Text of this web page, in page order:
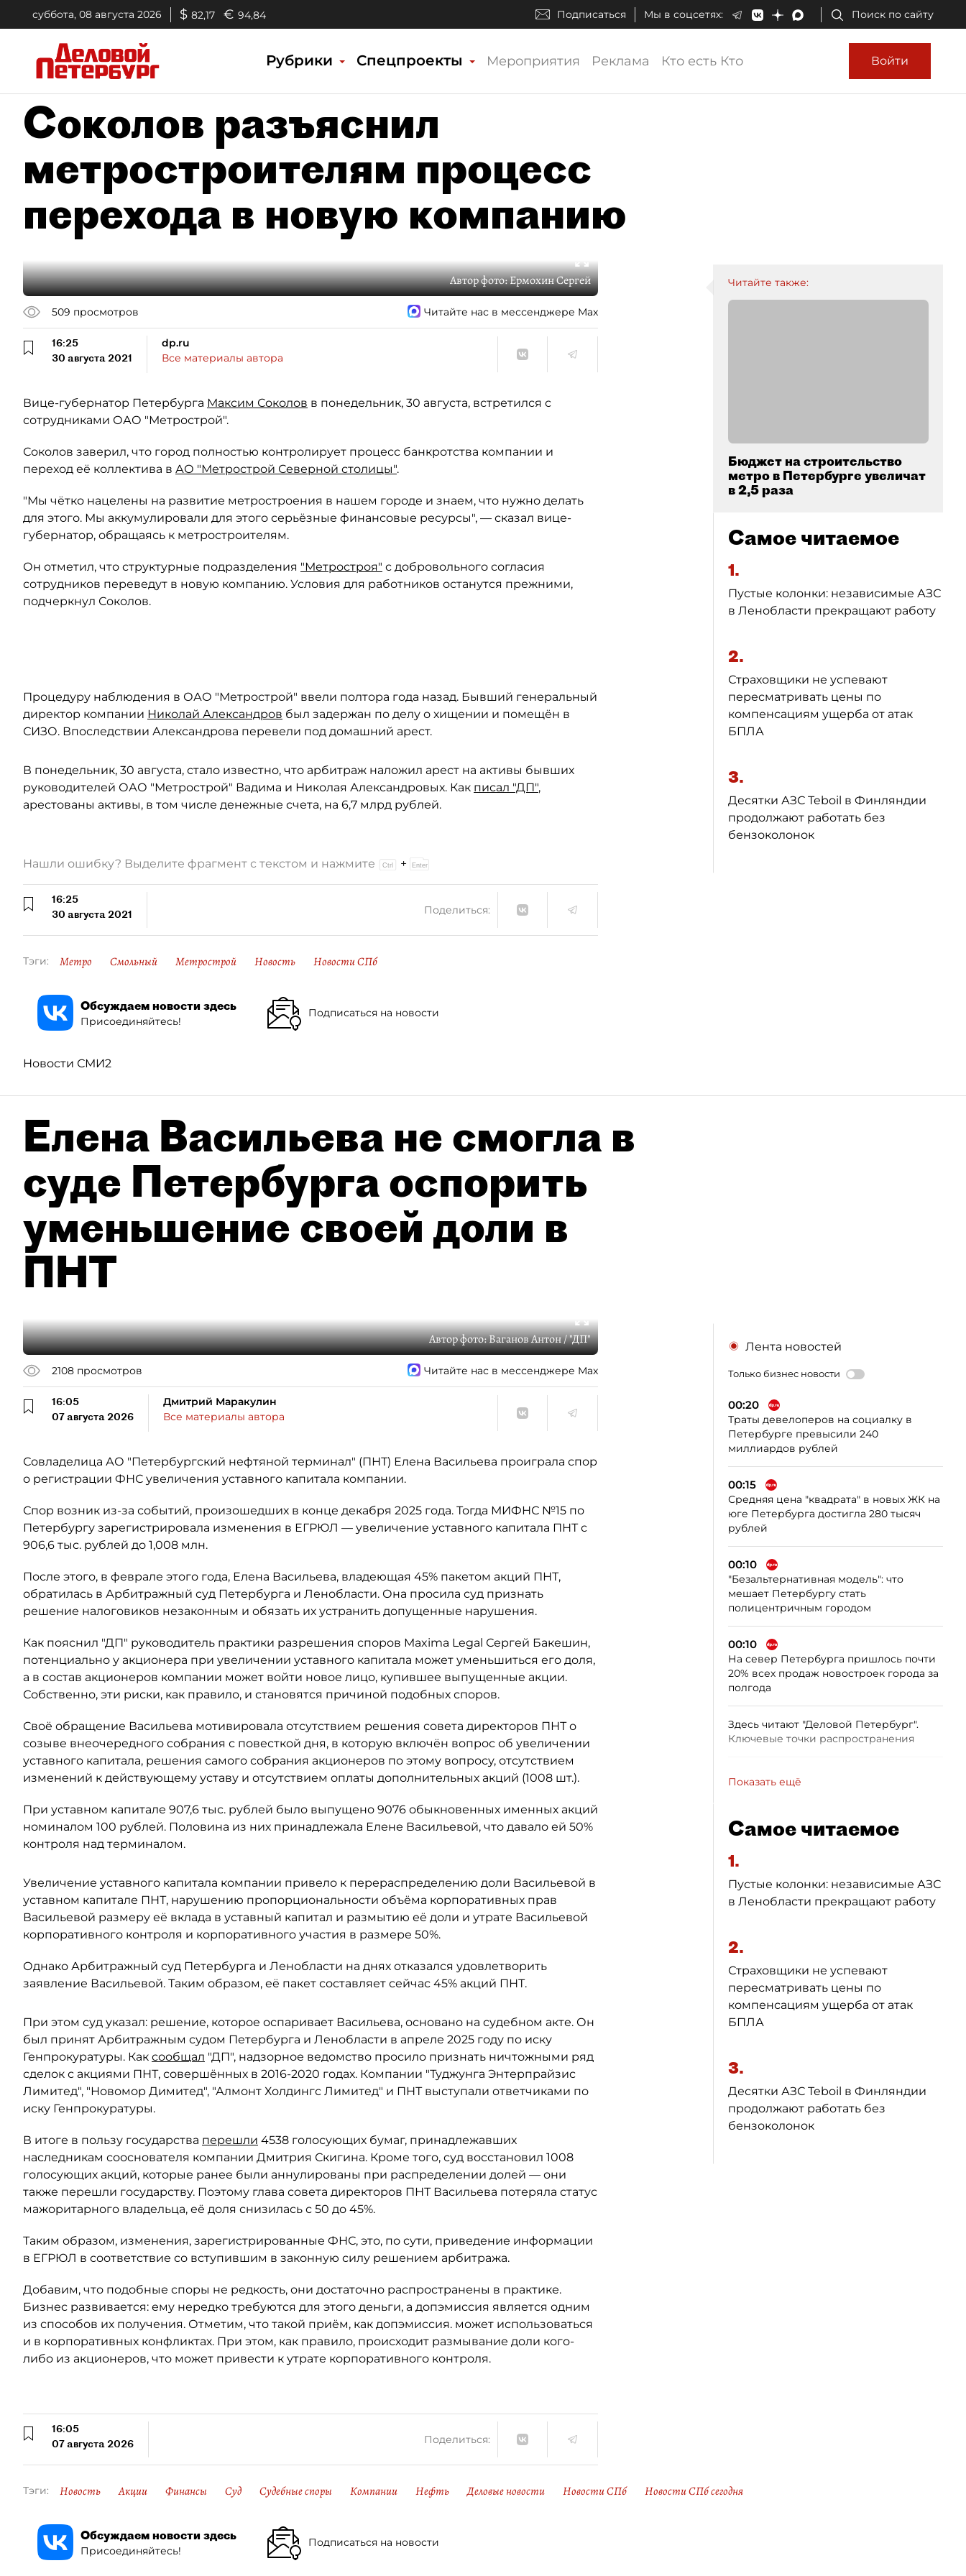
суббота, 08 августа 2026 $ 82,17 € 94,84 Подписаться Мы в соцсетях: Поиск по сайту
Рубрики Спецпроекты Мероприятия Реклама Кто есть Кто Войти
Соколов разъяснил
метростроителям процесс
перехода в новую компанию
Автор фото:Ермохин Сергей
509 просмотров Читайте нас в мессенджере Max
16:25
30 августа 2021
dp.ru
Все материалы автора
Вице-губернатор Петербурга Максим Соколов в понедельник, 30 августа, встретился с
сотрудниками ОАО "Метрострой".
Соколов заверил, что город полностью контролирует процесс банкротства компании и
переход её коллектива в АО "Метрострой Северной столицы".
"Мы чётко нацелены на развитие метростроения в нашем городе и знаем, что нужно делать
для этого. Мы аккумулировали для этого серьёзные финансовые ресурсы", — сказал вице-
губернатор, обращаясь к метростроителям.
Он отметил, что структурные подразделения "Метростроя" с добровольного согласия
сотрудников переведут в новую компанию. Условия для работников останутся прежними,
подчеркнул Соколов.
Процедуру наблюдения в ОАО "Метрострой" ввели полтора года назад. Бывший генеральный
директор компании Николай Александров был задержан по делу о хищении и помещён в
СИЗО. Впоследствии Александрова перевели под домашний арест.
В понедельник, 30 августа, стало известно, что арбитраж наложил арест на активы бывших
руководителей ОАО "Метрострой" Вадима и Николая Александровых. Как писал "ДП",
арестованы активы, в том числе денежные счета, на 6,7 млрд рублей.
Читайте также:
Бюджет на строительство
метро в Петербурге увеличат
в 2,5 раза
Самое читаемое
1.
Пустые колонки: независимые АЗС
в Ленобласти прекращают работу
2.
Страховщики не успевают
пересматривать цены по
компенсациям ущерба от атак
БПЛА
3.
Десятки АЗС Teboil в Финляндии
продолжают работать без
бензоколонок
Нашли ошибку? Выделите фрагмент с текстом и нажмите +
16:25
30 августа 2021
Поделиться:
Тэги: Метро Смольный Метрострой Новость Новости СПб
Обсуждаем новости здесь
Присоединяйтесь!
Подписаться на новости
Новости СМИ2
Елена Васильева не смогла в
суде Петербурга оспорить
уменьшение своей доли в
ПНТ
Автор фото:Ваганов Антон / "ДП"
2108 просмотров Читайте нас в мессенджере Max
16:05
07 августа 2026
Дмитрий Маракулин
Все материалы автора
Совладелица АО "Петербургский нефтяной терминал" (ПНТ) Елена Васильева проиграла спор
о регистрации ФНС увеличения уставного капитала компании.
Спор возник из-за событий, произошедших в конце декабря 2025 года. Тогда МИФНС №15 по
Петербургу зарегистрировала изменения в ЕГРЮЛ — увеличение уставного капитала ПНТ с
906,6 тыс. рублей до 1,008 млн.
После этого, в феврале этого года, Елена Васильева, владеющая 45% пакетом акций ПНТ,
обратилась в Арбитражный суд Петербурга и Ленобласти. Она просила суд признать
решение налоговиков незаконным и обязать их устранить допущенные нарушения.
Как пояснил "ДП" руководитель практики разрешения споров Maxima Legal Сергей Бакешин,
потенциально у акционера при увеличении уставного капитала может уменьшиться его доля,
а в состав акционеров компании может войти новое лицо, купившее выпущенные акции.
Собственно, эти риски, как правило, и становятся причиной подобных споров.
Своё обращение Васильева мотивировала отсутствием решения совета директоров ПНТ о
созыве внеочередного собрания с повесткой дня, в которую включён вопрос об увеличении
уставного капитала, решения самого собрания акционеров по этому вопросу, отсутствием
изменений к действующему уставу и отсутствием оплаты дополнительных акций (1008 шт.).
При уставном капитале 907,6 тыс. рублей было выпущено 9076 обыкновенных именных акций
номиналом 100 рублей. Половина из них принадлежала Елене Васильевой, что давало ей 50%
контроля над терминалом.
Увеличение уставного капитала компании привело к перераспределению доли Васильевой в
уставном капитале ПНТ, нарушению пропорциональности объёма корпоративных прав
Васильевой размеру её вклада в уставный капитал и размытию её доли и утрате Васильевой
корпоративного контроля и корпоративного участия в размере 50%.
Однако Арбитражный суд Петербурга и Ленобласти на днях отказался удовлетворить
заявление Васильевой. Таким образом, её пакет составляет сейчас 45% акций ПНТ.
При этом суд указал: решение, которое оспаривает Васильева, основано на судебном акте. Он
был принят Арбитражным судом Петербурга и Ленобласти в апреле 2025 году по иску
Генпрокуратуры. Как сообщал "ДП", надзорное ведомство просило признать ничтожными ряд
сделок с акциями ПНТ, совершённых в 2016-2020 годах. Компании "Туджунга Энтерпрайзис
Лимитед", "Новомор Димитед", "Алмонт Холдингс Лимитед" и ПНТ выступали ответчиками по
иску Генпрокуратуры.
В итоге в пользу государства перешли 4538 голосующих бумаг, принадлежавших
наследникам сооснователя компании Дмитрия Скигина. Кроме того, суд восстановил 1008
голосующих акций, которые ранее были аннулированы при распределении долей — они
также перешли государству. Поэтому глава совета директоров ПНТ Васильева потеряла статус
мажоритарного владельца, её доля снизилась с 50 до 45%.
Таким образом, изменения, зарегистрированные ФНС, это, по сути, приведение информации
в ЕГРЮЛ в соответствие со вступившим в законную силу решением арбитража.
Добавим, что подобные споры не редкость, они достаточно распространены в практике.
Бизнес развивается: ему нередко требуются для этого деньги, а допэмиссия является одним
из способов их получения. Отметим, что такой приём, как допэмиссия. может использоваться
и в корпоративных конфликтах. При этом, как правило, происходит размывание доли кого-
либо из акционеров, что может привести к утрате корпоративного контроля.
Лента новостей
Только бизнес новости
00:20
Траты девелоперов на социалку в
Петербурге превысили 240
миллиардов рублей
00:15
Средняя цена "квадрата" в новых ЖК на
юге Петербурга достигла 280 тысяч
рублей
00:10
"Безальтернативная модель": что
мешает Петербургу стать
полицентричным городом
00:10
На север Петербурга пришлось почти
20% всех продаж новостроек города за
полгода
Здесь читают "Деловой Петербург".
Ключевые точки распространения
Показать ещё
Самое читаемое
1.
Пустые колонки: независимые АЗС
в Ленобласти прекращают работу
2.
Страховщики не успевают
пересматривать цены по
компенсациям ущерба от атак
БПЛА
3.
Десятки АЗС Teboil в Финляндии
продолжают работать без
бензоколонок
16:05
07 августа 2026
Поделиться:
Тэги: Новость Акции Финансы Суд Судебные споры Компании Нефть Деловые новости Новости СПб Новости СПб сегодня
Обсуждаем новости здесь
Присоединяйтесь!
Подписаться на новости